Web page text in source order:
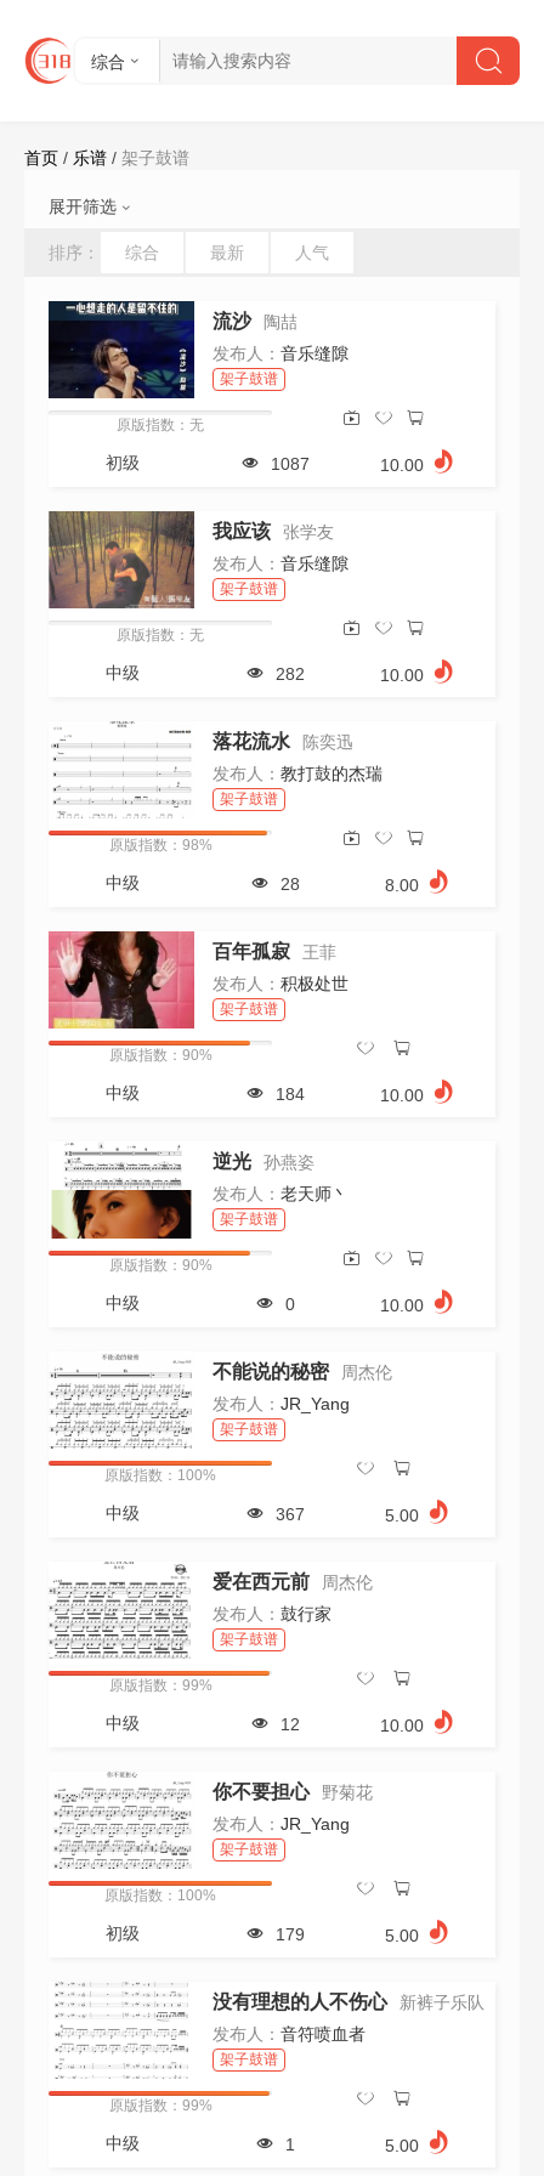
综合
首页 / 乐谱 / 架子鼓谱
展开筛选
难度:
不限 初级 中级
速度:
不限 61以下 61-90
121-150
151-180
180以上
视频:
不限
无
会员:
不限 是
否
不限
51-100
100以上
清空所有筛选条件
排序： 综合 最新 人气
流沙
陶喆
发布人： 音乐缝隙
架子鼓谱
原版指数：无
初级 1087 10.00
我应该
张学友
发布人： 音乐缝隙
架子鼓谱
原版指数：无
中级 282 10.00
落花流水
陈奕迅
发布人： 教打鼓的杰瑞
架子鼓谱
原版指数：98%
中级 28 8.00
百年孤寂
王菲
发布人： 积极处世
架子鼓谱
原版指数：90%
中级 184 10.00
逆光
孙燕姿
发布人： 老天师丶
架子鼓谱
原版指数：90%
中级 0 10.00
不能说的秘密
周杰伦
发布人： JR_Yang
架子鼓谱
原版指数：100%
中级 367 5.00
爱在西元前
周杰伦
发布人： 鼓行家
架子鼓谱
原版指数：99%
中级 12 10.00
你不要担心
野菊花
发布人： JR_Yang
架子鼓谱
原版指数：100%
初级 179 5.00
没有理想的人不伤心
新裤子乐队
发布人： 音符喷血者
架子鼓谱
原版指数：99%
中级 1 5.00